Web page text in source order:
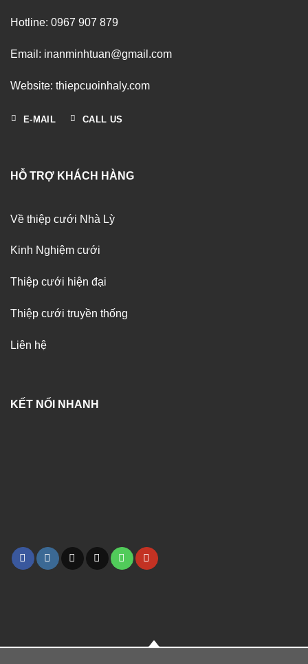
Hotline: 0967 907 879
Email: inanminhtuan@gmail.com
Website: thiepcuoinhaly.com
E-MAIL CALL US
HỖ TRỢ KHÁCH HÀNG
Về thiệp cưới Nhà Lỳ
Kinh Nghiệm cưới
Thiệp cưới hiện đại
Thiệp cưới truyền thống
Liên hệ
KẾT NỐI NHANH